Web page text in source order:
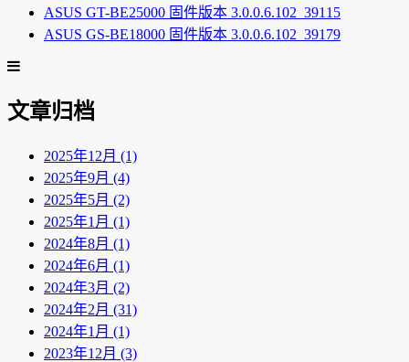
ASUS GT-BE25000 固件版本 3.0.0.6.102_39115
ASUS GS-BE18000 固件版本 3.0.0.6.102_39179
文章归档
2025年12月 (1)
2025年9月 (4)
2025年5月 (2)
2025年1月 (1)
2024年8月 (1)
2024年6月 (1)
2024年3月 (2)
2024年2月 (31)
2024年1月 (1)
2023年12月 (3)